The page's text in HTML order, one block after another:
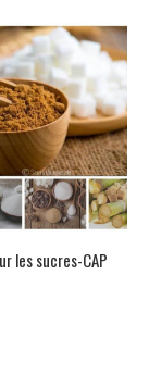
les sucres-CAP